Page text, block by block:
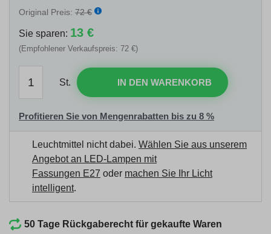
Original Preis: 72 €
Sie sparen: 13 €
(Empfohlener Verkaufspreis: 72 €)
St. IN DEN WARENKORB
Profitieren Sie von Mengenrabatten bis zu 8 %
Leuchtmittel nicht dabei. Wählen Sie aus unserem
Angebot an LED-Lampen mit
Fassungen E27 oder machen Sie Ihr Licht
intelligent.
50 Tage Rückgaberecht für gekaufte Waren